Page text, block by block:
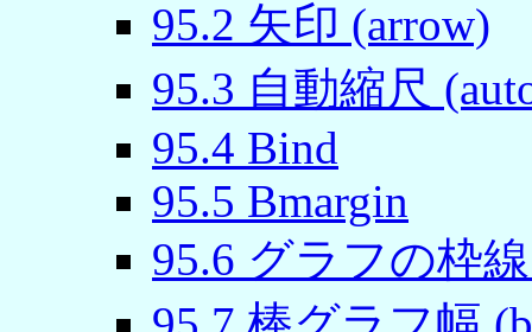
95.2 矢印 (arrow)
95.3 自動縮尺
95.4 Bind
95.5 Bmargin
95.6 グラフの枠